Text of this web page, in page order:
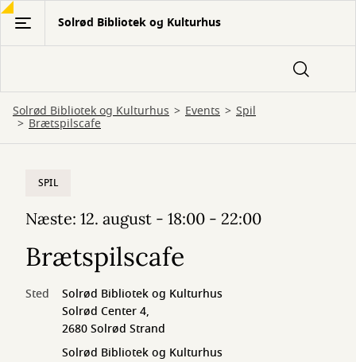
Gå
hovedindhold
Solrød Bibliotek og Kulturhus
Solrød Bibliotek og Kulturhus Events Spil
Brætspilscafe
SPIL
Næste: 12. august - 18:00 - 22:00
Brætspilscafe
Sted
Solrød Bibliotek og Kulturhus
Solrød Center 4,
2680 Solrød Strand
Solrød Bibliotek og Kulturhus